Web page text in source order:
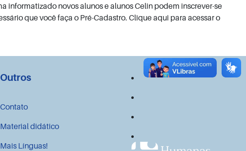
informatizado novos alunos e alunos Celin podem inscrever-se
que você faça o Pré-Cadastro. Clique aqui para acessar o
Outros
Contato
Material didático
Mais Línguas!